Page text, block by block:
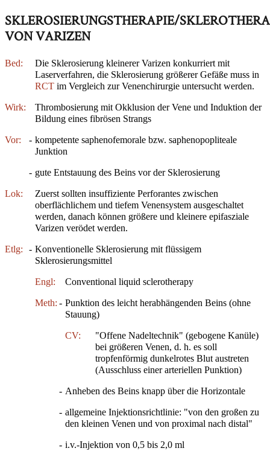
SKLEROSIERUNGSTHERAPIE/
VON VARIZEN
Bed:
Die Sklerosierung kleinerer Varizen konkurriert mit
Laserverfahren, die Sklerosierung größerer Gefäße muss in
RCT im Vergleich zur Venenchirurgie untersucht werden.
Wirk:
Thrombosierung mit Okklusion der Vene und Induktion der
Bildung eines fibrösen Strangs
Vor: - kompetente saphenofemorale bzw. saphenopopliteale
Junktion
- gute Entstauung des Beins vor der Sklerosierung
Lok:
Zuerst sollten insuffiziente Perforantes zwischen
oberflächlichem und tiefem Venensystem ausgeschaltet
werden, danach können größere und kleinere epifasziale
Varizen verödet werden.
Etlg: - Konventionelle Sklerosierung mit flüssigem
Sklerosierungsmittel
Engl: Conventional liquid sclerotherapy
Meth: - Punktion des leicht herabhängenden Beins (ohne
Stauung)
CV:
"Offene Nadeltechnik" (gebogene Kanüle)
bei größeren Venen, d. h. es soll
tropfenförmig dunkelrotes Blut austreten
(Ausschluss einer arteriellen Punktion)
- Anheben des Beins knapp über die Horizontale
- allgemeine Injektionsrichtlinie: "von den großen zu
den kleinen Venen und von proximal nach distal"
- i.v.-Injektion von 0,5 bis 2,0 ml